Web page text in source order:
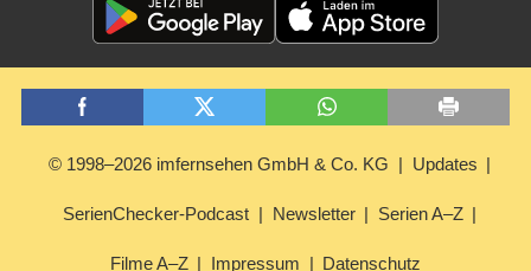
© 1998–2026 imfernsehen GmbH & Co. KG Updates
SerienChecker-Podcast Newsletter Serien A–Z
Filme A–Z Impressum Datenschutz